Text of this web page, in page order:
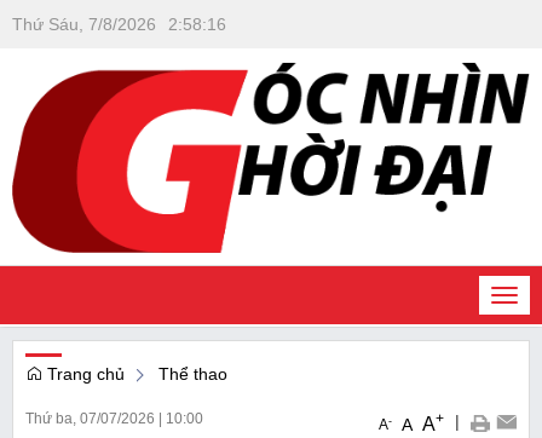
Thứ Sáu, 7/8/2026 2:58:17
Trang chủ Thể thao
Thứ ba, 07/07/2026 10:00 A- A A+ |